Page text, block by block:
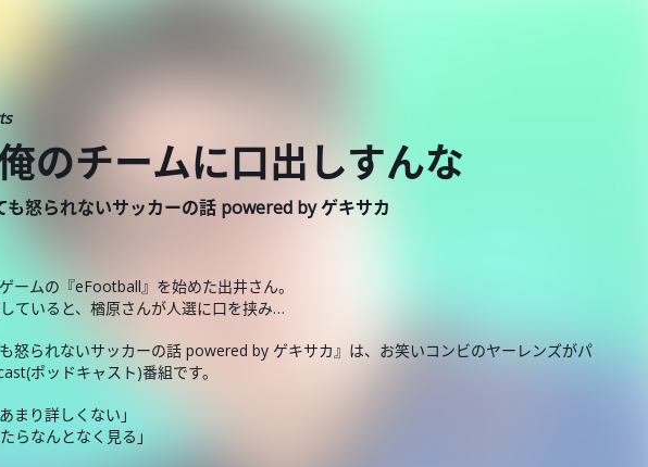
俺のチームに口出しすんな
も怒られないサッカーの話 powered by ゲキサカ
ームの『eFootball』を始めた出井さん。
ていると、楢原さんが人選に口を挟み…
怒られないサッカーの話 powered by ゲキサカ』は、お笑いコンビのヤーレンズがパ
ポッドキャスト)番組です。
まり詳しくない」
らなんとなく見る」